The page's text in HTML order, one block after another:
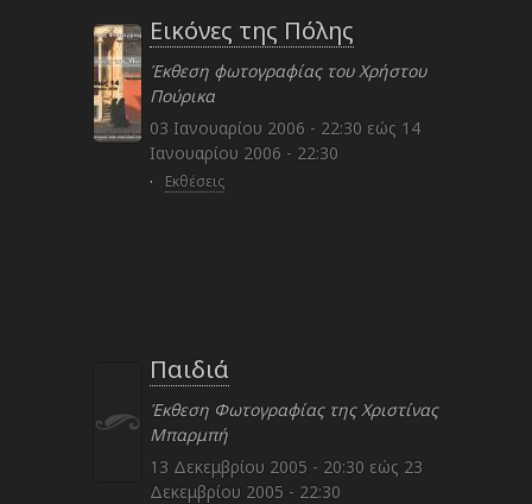
Εικόνες της Πόλης
Έκθεση φωτογραφίας του Χρήστου
Πούρικα
03 Ιανουαρίου 2006 - 22:30 εώς 14
Ιανουαρίου 2006 - 22:30
· Εκθέσεις
Παιδιά
Έκθεση Φωτογραφίας της Χριστίνας
Μπαρμπή
13 Δεκεμβρίου 2005 - 20:30 εώς 23
Δεκεμβρίου 2005 - 22:30